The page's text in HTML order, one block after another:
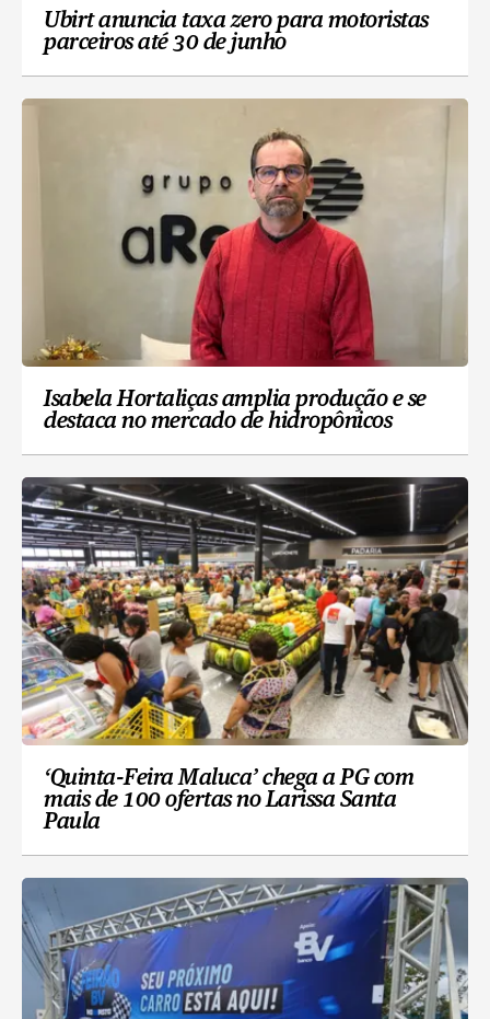
Ubirt anuncia taxa zero para motoristas
parceiros até 30 de junho
Isabela Hortaliças amplia produção e se
destaca no mercado de hidropônicos
‘Quinta-Feira Maluca’ chega a PG com
mais de 100 ofertas no Larissa Santa
Paula